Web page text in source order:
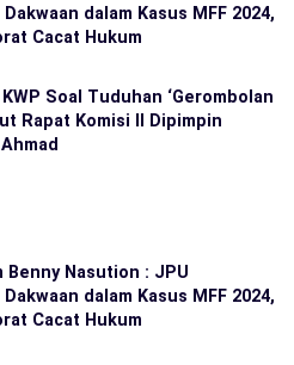
dalam Kasus MFF 2024,
Cacat Hukum
Soal Tuduhan ‘Gerombolan
Rapat Komisi II Dipimpin
Benny Nasution : JPU
dalam Kasus MFF 2024,
Cacat Hukum